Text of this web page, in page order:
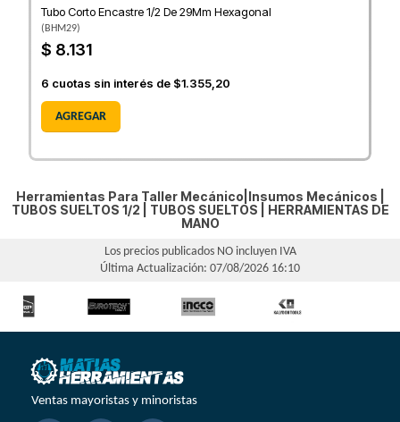
Tubo Corto Encastre 1/2 De 29Mm Hexagonal
(BHM29)
$ 8.131
6 cuotas sin interés de $1.355,20
AGREGAR
Herramientas Para Taller Mecánico|Insumos Mecánicos |
TUBOS SUELTOS 1/2| TUBOS SUELTOS
HERRAMIENTAS DE
MANO
Los precios publicados NO incluyen IVA
Última Actualización: 07/08/2026 16:10
Ventas mayoristas y minoristas